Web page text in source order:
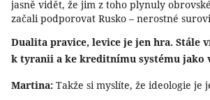
jasně vidět, že jim z toho plynuly
začali podporovat Rusko – nerostné
Dualita pravice, levice je jen hra. Stále
k tyranii a ke kreditnímu systému jako
Martina: Takže si myslíte, že ideologie je